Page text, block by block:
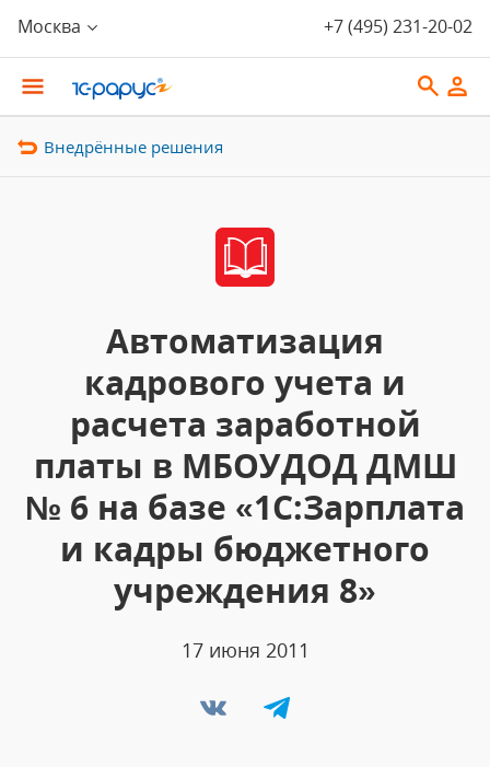
Москва +7 (495) 231-20-02
Внедрённые решения
Автоматизация
кадрового учета и
расчета заработной
платы в МБОУДОД ДМШ
№ 6 на базе «1С:Зарплата
и кадры бюджетного
учреждения 8»
17 июня 2011